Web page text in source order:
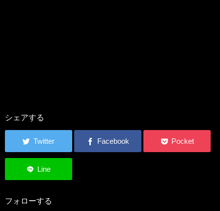
シェアする
フォローする